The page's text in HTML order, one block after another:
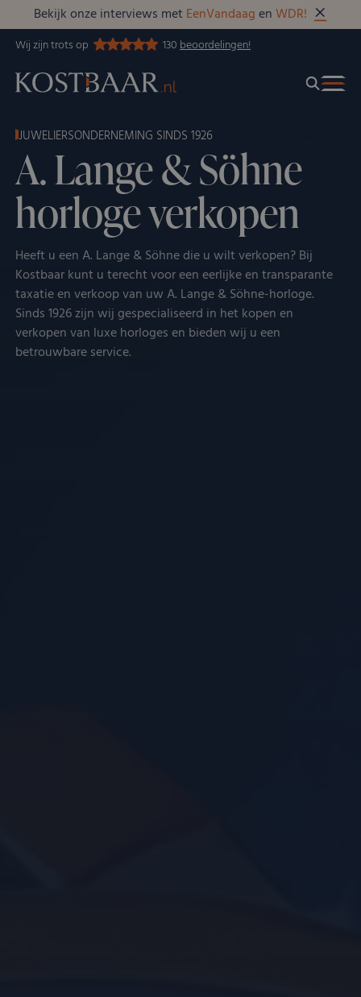
Bekijk onze interviews met EenVandaagenWDR!
Wij zijn trots op 130beoordelingen!
JUWELIERSONDERNEMING SINDS 1926
A. Lange & Söhne
horloge verkopen
Heeft u een A. Lange & Söhne die u wilt verkopen? Bij
Kostbaar kunt u terecht voor een eerlijke en transparante
taxatie en verkoop van uw A. Lange & Söhne-horloge.
Sinds 1926 zijn wij gespecialiseerd in het kopen en
verkopen van luxe horloges en bieden wij u een
betrouwbare service.